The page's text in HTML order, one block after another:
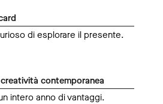
di esplorare il presente.
contemporanea
intero anno di vantaggi.